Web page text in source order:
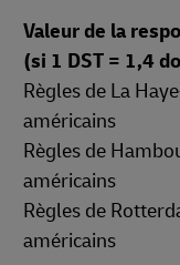
Valeur de la
(si 1 DST = 1,4
Règles de La
américains
Règles de
américains
Règles de
américains